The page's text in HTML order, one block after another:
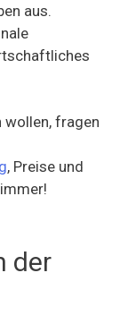
aus.
wollen, fragen
, Preise und
der